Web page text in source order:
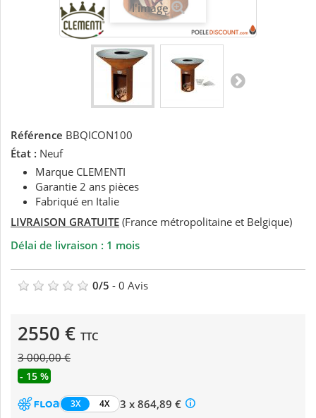
l'image
Référence BBQICON100
État : Neuf
Marque CLEMENTI
Garantie 2 ans pièces
Fabriqué en Italie
LIVRAISON GRATUITE (France métropolitaine et Belgique)
Délai de livraison : 1 mois
0/5 - 0 Avis
2550 € TTC
3 000,00 €
- 15 %
3X 4X
3 x 864,89 €